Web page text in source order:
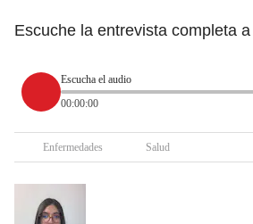
Escuche la entrevista completa
Escucha el audio
00:00:00
Enfermedades Salud